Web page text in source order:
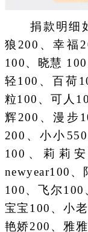
捐款明细如
狼200、幸福
100、晓慧
轻100、百荷
粒100、可人
辉200、漫步
200、小小
100、莉莉
newyear100
100、飞尔100
宝宝100、小
艳娇200、雅